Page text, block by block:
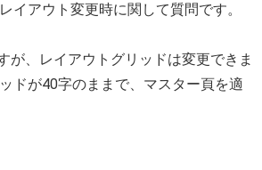
アウト変更時に関して質問です。
が、レイアウトグリッドは変更できま
ドが40字のままで、マスター頁を適